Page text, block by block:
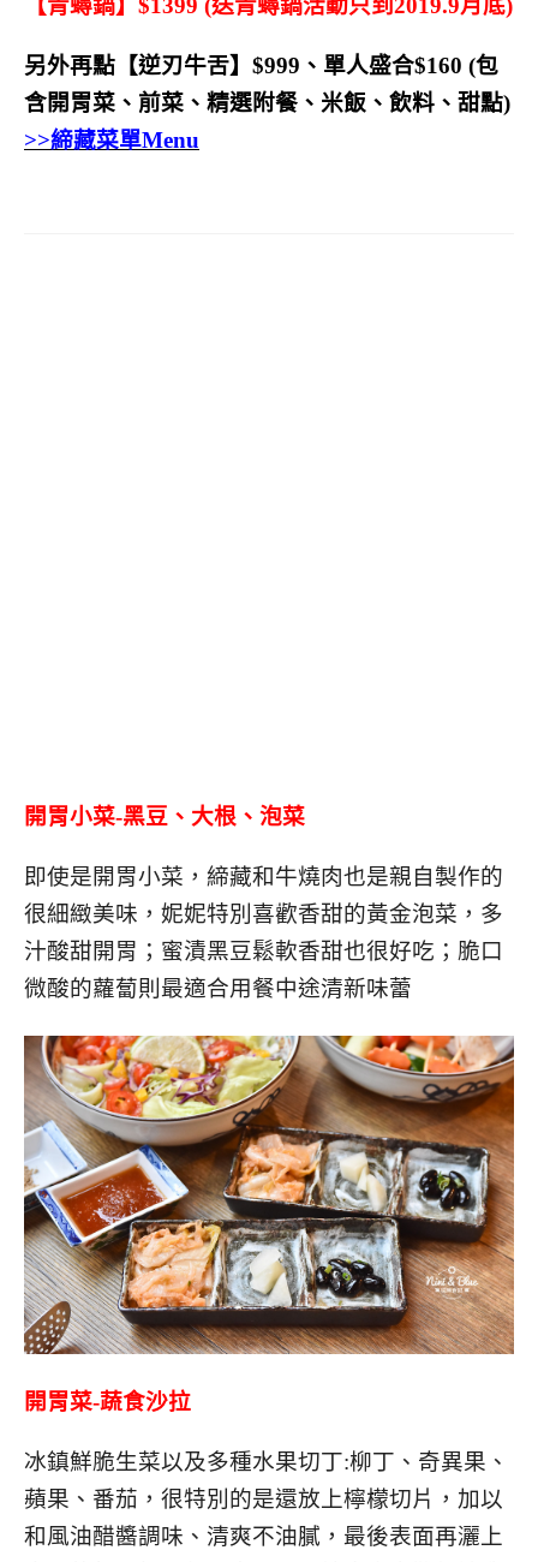
【青蟳鍋】$1399 (送青蟳鍋活動只到2019.9月底)
另外再點【逆刃牛舌】$999、單人盛合$160 (包
含開胃菜、前菜、精選附餐、米飯、飲料、甜點)
>>締藏菜單Menu
開胃小菜-黑豆、大根、泡菜
即使是開胃小菜，締藏和牛燒肉也是親自製作的
很細緻美味，妮妮特別喜歡香甜的黃金泡菜，多
汁酸甜開胃；蜜漬黑豆鬆軟香甜也很好吃；脆口
微酸的蘿蔔則最適合用餐中途清新味蕾
開胃菜-蔬食沙拉
冰鎮鮮脆生菜以及多種水果切丁:柳丁、奇異果、
蘋果、番茄，很特別的是還放上檸檬切片，加以
和風油醋醬調味、清爽不油膩，最後表面再灑上